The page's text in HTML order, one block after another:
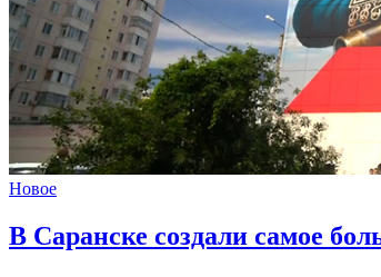
Новое
В Саранске создали самое